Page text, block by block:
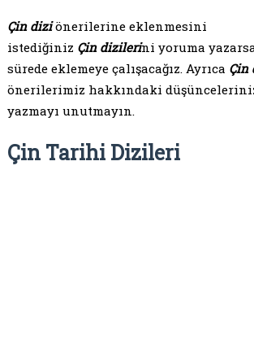
Çin diziönerilerine eklenmesini
istediğiniz Çin dizilerini yoruma
sürede eklemeye çalışacağız. Ayrıca Çin
önerilerimiz hakkındaki
yazmayı unutmayın.
Çin Tarihi Dizileri